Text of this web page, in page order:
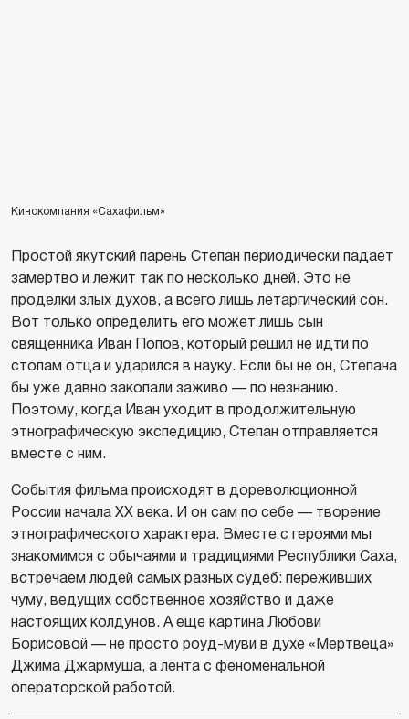
Кинокомпания «Сахафильм»
Простой якутский парень Степан периодически падает
замертво и лежит так по несколько дней. Это не
проделки злых духов, а всего лишь летаргический сон.
Вот только определить его может лишь сын
священника Иван Попов, который решил не идти по
стопам отца и ударился в науку. Если бы не он, Степана
бы уже давно закопали заживо — по незнанию.
Поэтому, когда Иван уходит в продолжительную
этнографическую экспедицию, Степан отправляется
вместе с ним.
События фильма происходят в дореволюционной
России начала XX века. И он сам по себе — творение
этнографического характера. Вместе с героями мы
знакомимся с обычаями и традициями Республики Саха,
встречаем людей самых разных судеб: переживших
чуму, ведущих собственное хозяйство и даже
настоящих колдунов. А еще картина Любови
Борисовой — не просто роуд-муви в духе «Мертвеца»
Джима Джармуша, а лента с феноменальной
операторской работой.